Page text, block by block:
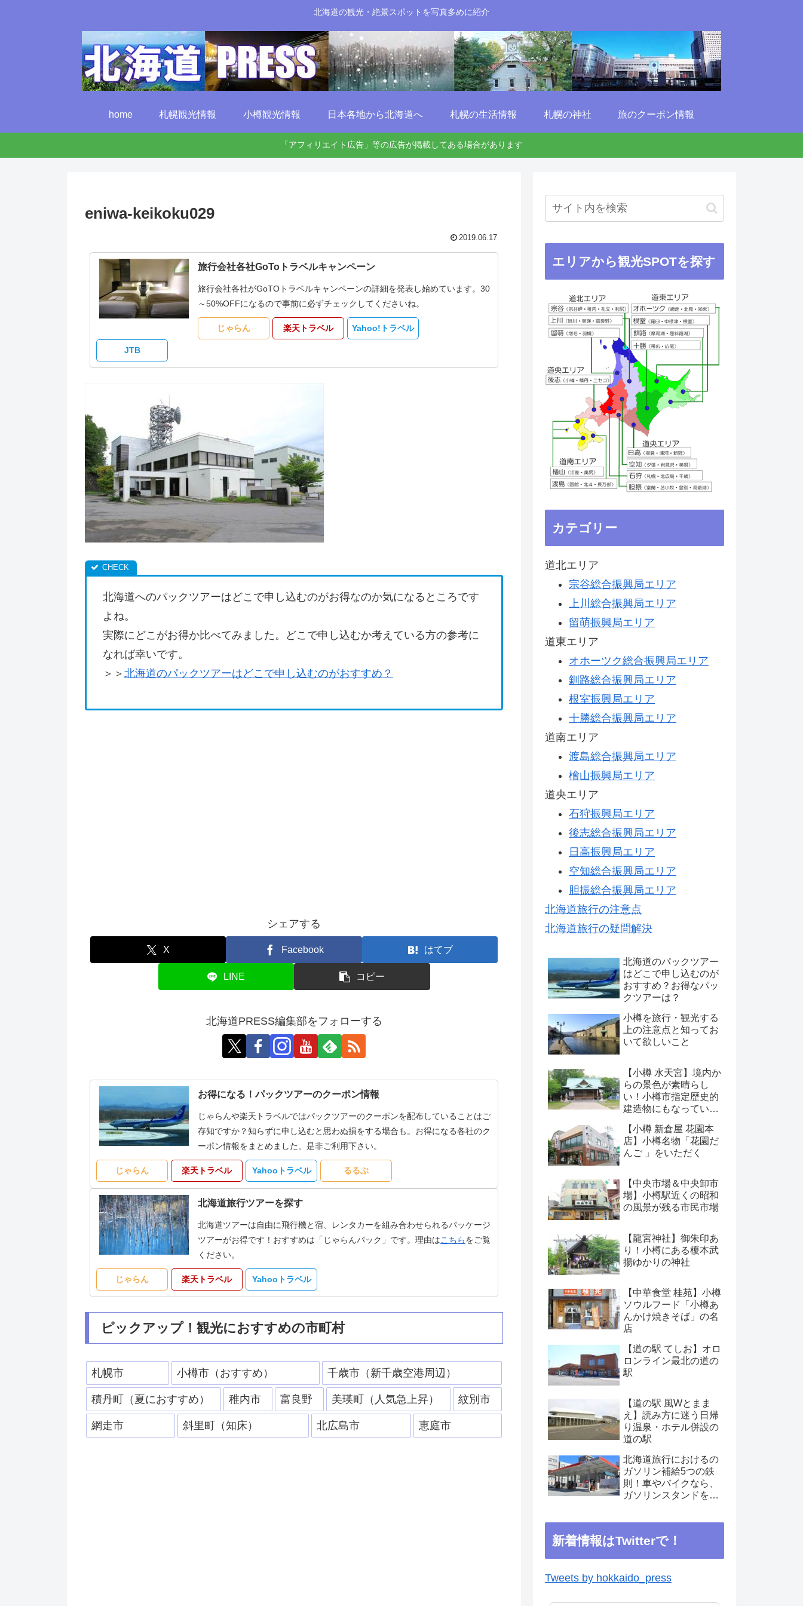
北海道の観光・絶景スポットを写真多めに紹介
home 札幌観光情報 小樽観光情報 日本各地から北海道へ 札幌の生活情報 札幌の神社 旅のクーポン情報
「アフィリエイト広告」等の広告が掲載してある場合があります
eniwa-keikoku029
2019.06.17
旅行会社各社GoToトラベルキャンペーン
旅行会社各社がGoTOトラベルキャンペーンの詳細を発表し始めています。30
～50%OFFになるので事前に必ずチェックしてくださいね。
じゃらん 楽天トラベル Yahoo!トラベル
JTB
北海道へのパックツアーはどこで申し込むのがお得なのか気になるところです
よね。
実際にどこがお得か比べてみました。どこで申し込むか考えている方の参考に
なれば幸いです。
＞＞ 北海道のパックツアーはどこで申し込むのがおすすめ？
シェアする
X Facebook はてブ
LINE コピー
北海道PRESS編集部をフォローする
お得になる！パックツアーのクーポン情報
じゃらんや楽天トラベルではパックツアーのクーポンを配布していることはご
存知ですか？知らずに申し込むと思わぬ損をする場合も。お得になる各社のク
ーポン情報をまとめました。是非ご利用下さい。
じゃらん 楽天トラベル Yahooトラベル るるぶ
北海道旅行ツアーを探す
北海道ツアーは自由に飛行機と宿、レンタカーを組み合わせられるパッケージ
ツアーがお得です！おすすめは「じゃらんパック」です。理由はこちらをご覧
ください。
じゃらん 楽天トラベル Yahooトラベル
ピックアップ！観光におすすめの市町村
札幌市 小樽市（おすすめ） 千歳市（新千歳空港周辺）
積丹町（夏におすすめ） 稚内市 富良野 美瑛町（人気急上昇） 紋別市
網走市 斜里町（知床） 北広島市 恵庭市
エリアから観光SPOTを探す
カテゴリー
道北エリア
宗谷総合振興局エリア
上川総合振興局エリア
留萌振興局エリア
道東エリア
オホーツク総合振興局エリア
釧路総合振興局エリア
根室振興局エリア
十勝総合振興局エリア
道南エリア
渡島総合振興局エリア
檜山振興局エリア
道央エリア
石狩振興局エリア
後志総合振興局エリア
日高振興局エリア
空知総合振興局エリア
胆振総合振興局エリア
北海道旅行の注意点
北海道旅行の疑問解決
北海道のパックツアー
はどこで申し込むのが
おすすめ？お得なパッ
クツアーは？
小樽を旅行・観光する
上の注意点と知ってお
いて欲しいこと
【小樽 水天宮】境内か
らの景色が素晴らし
い！小樽市指定歴史的
建造物にもなっている
【小樽 新倉屋 花園本
店】小樽名物「花園だ
んご 」をいただく
【中央市場＆中央卸市
場】小樽駅近くの昭和
の風景が残る市民市場
【龍宮神社】御朱印あ
り！小樽にある榎本武
揚ゆかりの神社
【中華食堂 桂苑】小樽
ソウルフード「小樽あ
んかけ焼きそば」の名
店
【道の駅 てしお】オロ
ロンライン最北の道の
駅
【道の駅 風Wとまま
え】読み方に迷う日帰
り温泉・ホテル併設の
道の駅
北海道旅行におけるの
ガソリン補給5つの鉄
則！車やバイクなら、
ガソリンスタンドを見
新着情報はTwitterで！
Tweets by hokkaido_press